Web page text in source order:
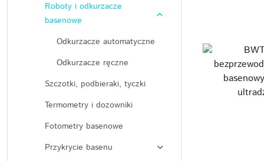
Roboty i odkurzacze
basenowe
Odkurzacze automatyczne
Odkurzacze ręczne
Szczotki, podbieraki, tyczki
Termometry i dozowniki
Fotometry basenowe
Przykrycie basenu